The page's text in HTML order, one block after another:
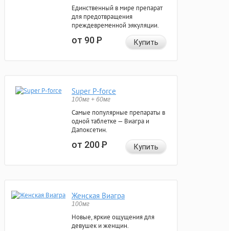
Единственный в мире препарат
для предотвращения
преждевременной эякуляции.
от 90Р Купить
Super P-force
100мг + 60мг
Самые популярные препараты в
одной таблетке — Виагра и
Дапоксетин.
от 200Р Купить
Женская Виагра
100мг
Новые, яркие ощущения для
девушек и женщин.